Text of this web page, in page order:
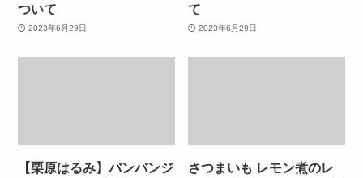
ついて
2023年6月29日
て
2023年6月29日
【栗原はるみ】バンバンジ
さつまいも レモン煮のレ